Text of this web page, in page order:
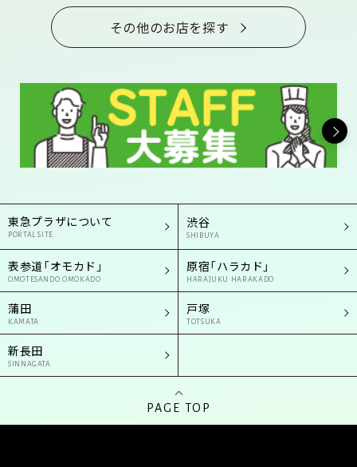
その他のお店を探す
東急プラザについて
PORTAL SITE
渋谷
SHIBUYA
表参道「オモカド」
OMOTESANDO OMOKADO
原宿「ハラカド」
HARAJUKU HARAKADO
蒲田
KAMATA
戸塚
TOTSUKA
新長田
SINNAGATA
PAGE TOP